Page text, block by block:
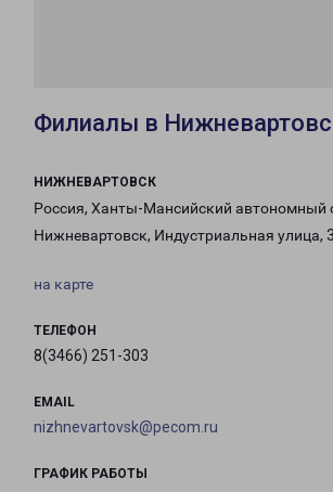
Филиалы в
НИЖНЕВАРТОВСК
Россия, Ханты-Мансийский автономный
Нижневартовск, Индустриальная улица,
на карте
ТЕЛЕФОН
8(3466) 251-303
EMAIL
nizhnevartovsk@pecom.ru
ГРАФИК РАБОТЫ